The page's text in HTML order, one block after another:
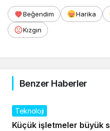
Beğendim Harika
Kızgın
Benzer Haberler
Teknoloji
Küçük